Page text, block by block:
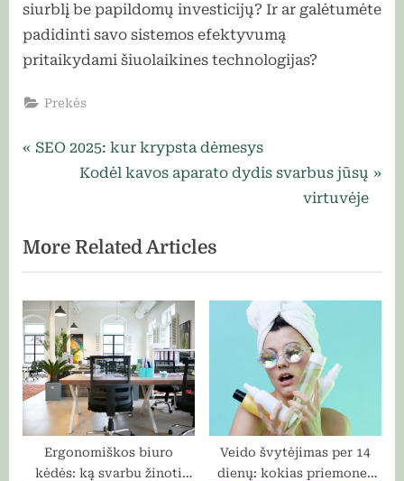
siurblį be papildomų investicijų? Ir ar galėtumėte
padidinti savo sistemos efektyvumą
pritaikydami šiuolaikines technologijas?
Prekės
Navigacija
P
i
o
u
s
P
o
s
t
SEO 2025: kur krypsta dėmesys
N
t
P
o
t
:
Kodėl kavos aparato dydis svarbus jūsų
virtuvėje
More Related Articles
Ergonomiškos biuro
kėdės: ką svarbu žinoti
Veido švytėjimas per 14
dienų: kokias priemones